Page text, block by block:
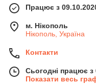
Працює з
м. Нікополь
Нікополь, Україна
Контакти
Сьогодні працює з
Показати весь